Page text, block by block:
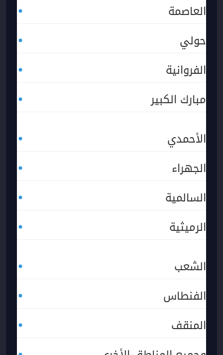
العاصمة
حولي
الفروانية
مبارك الكبير
الأحمدي
الجهراء
السالمية
الرميثية
الشعب
الفنطاس
المنقف